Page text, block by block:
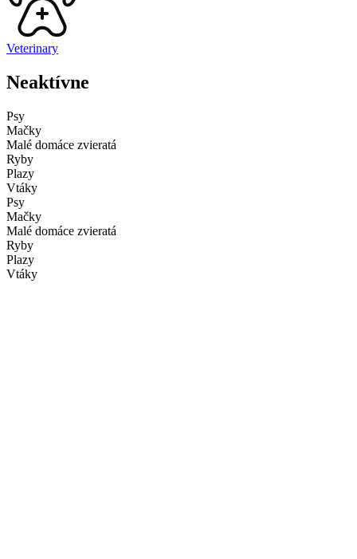
Veterinary
Neaktívne
Psy
Mačky
Malé domáce zvieratá
Ryby
Plazy
Vtáky
Psy
Mačky
Malé domáce zvieratá
Ryby
Plazy
Vtáky